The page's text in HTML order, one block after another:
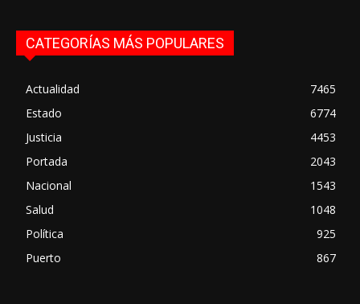
CATEGORÍAS MÁS POPULARES
Actualidad
7465
Estado
6774
Justicia
4453
Portada
2043
Nacional
1543
Salud
1048
Política
925
Puerto
867